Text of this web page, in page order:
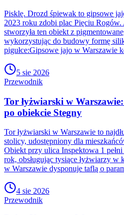
Pisklę. Drozd śpiewak to gipsowe
2023 roku zdobi plac Pięciu
stworzyła ten obiekt z
wykorzystując do budowy formę
pigułce:Gipsowe jajo w Warszawie
5 sie 2026
Przewodnik
Tor łyżwiarski w
po obiekcie Stegny
Tor łyżwiarski w Warszawie to
stolicy, udostępniony dla
Obiekt przy ulica Inspektowa 1
rok, obsługując tysiące łyżwiarzy w
w Warszawie dysponuje taflą o
4 sie 2026
Przewodnik